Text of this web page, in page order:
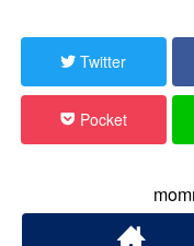
Twitter
Pocket